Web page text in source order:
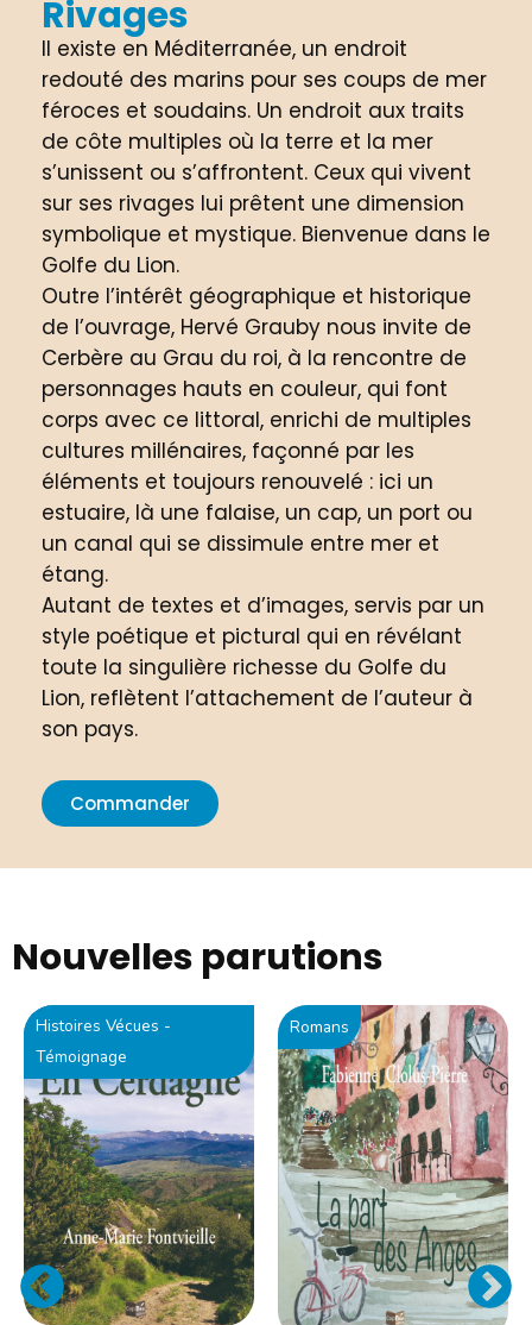
Rivages
Il existe en Méditerranée, un endroit
redouté des marins pour ses coups de mer
féroces et soudains. Un endroit aux traits
de côte multiples où la terre et la mer
s’unissent ou s’affrontent. Ceux qui vivent
sur ses rivages lui prêtent une dimension
symbolique et mystique. Bienvenue dans le
Golfe du Lion.
Outre l’intérêt géographique et historique
de l’ouvrage, Hervé Grauby nous invite de
Cerbère au Grau du roi, à la rencontre de
personnages hauts en couleur, qui font
corps avec ce littoral, enrichi de multiples
cultures millénaires, façonné par les
éléments et toujours renouvelé : ici un
estuaire, là une falaise, un cap, un port ou
un canal qui se dissimule entre mer et
étang.
Autant de textes et d’images, servis par un
style poétique et pictural qui en révélant
toute la singulière richesse du Golfe du
Lion, reflètent l’attachement de l’auteur à
son pays.
Commander
Nouvelles parutions
Histoires Vécues -
Témoignage
Romans